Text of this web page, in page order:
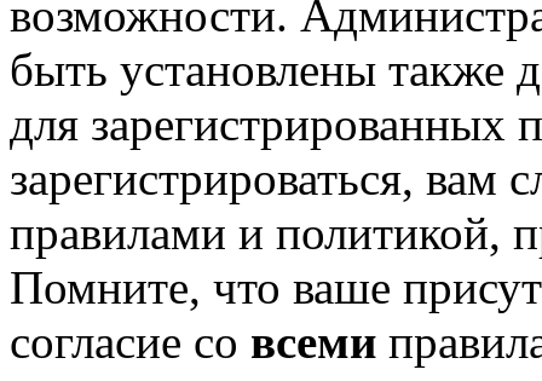
возможности.
быть установлены также
для зарегистрированных
зарегистрироваться, вам
правилами и политикой,
Помните, что ваше
согласие со всеми